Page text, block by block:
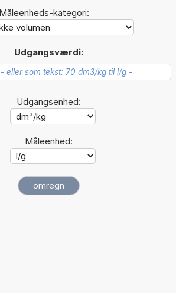
Måleenheds-kategori:
Udgangsværdi:
Udgangsenhed:
Måleenhed: